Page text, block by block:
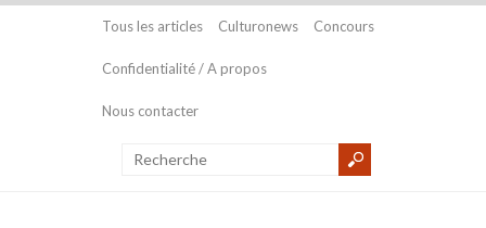
Tous les articles Culturonews Concours
Confidentialité / A propos
Nous contacter